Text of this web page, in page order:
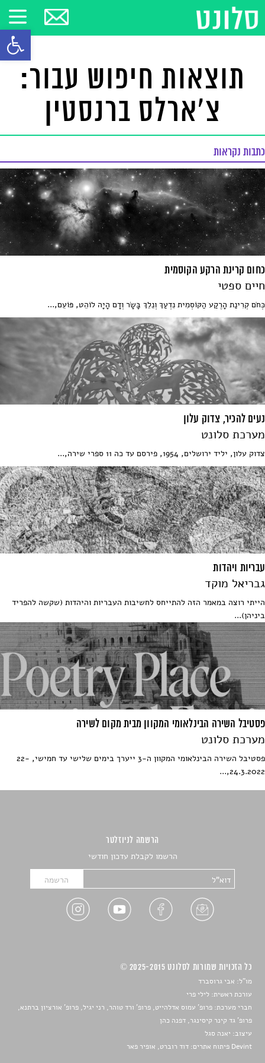
פתח
תוצאות חיפוש עבור:
צ'ארלס ברנסטין
כתבות נקראות
כחום קרינת הרקע הקוסמית
חיים ספטי
כְּחֹם קְרִינַת הָרֶקַע הַקּוֹסְמִית נִדְעַךְ וְנֵלֵךְ בָּשָׂר וְדָם הָיָה לוֹהֵט, פּוֹעֵם,...
נעים להכיר, צדוק עלון
מערכת סלונט
צדוק עלון, יליד ירושלים, 1954, פירסם עד כה 11 ספרי שירה,...
עבריות ויהדות
גבריאל מוקד
הייתי רוצה במאמר הזה להתייחס לחשיבות העבריות והיהדות (שקשה להפריד
ביניהן)...
פסטיבל השירה הבינלאומי המקוון מבית מקום לשירה
מערכת סלונט
פסטיבל השירה הבינלאומי המקוון ה-3 ייערך בימים שלישי עד חמישי, 22-
24.3.2022,...
הרשמה לניוזלטר
הרשמו לקבלת עדכון חודשי
כל הזכויות שמורות לסלונט 2025-2015 ©
מו"ל: אבי גרוסברד
עורכת ראשית: לילי פרי
חברי מערכת: פרופ' עמוס אדלהייט, פרופ' ורד טוהר, רני יגיל, פרופ' אורציון ברתנא,
פרופ' גד קינר קיסינגר, דפנה כהן
עיצוב: יאנה סגל
Devint פיתוח אתרים: דוד רוברט, אופיר פאר